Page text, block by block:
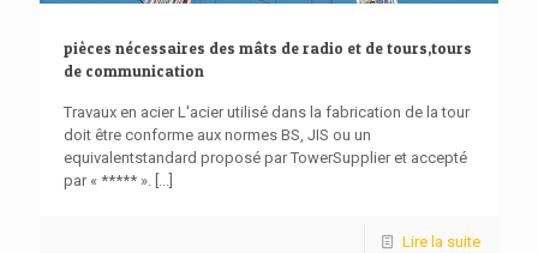
pièces nécessaires des mâts de radio et de tours,tours
de communication
Travaux en acier L'acier utilisé dans la fabrication de la tour
doit être conforme aux normes BS, JIS ou un
equivalentstandard proposé par TowerSupplier et accepté
par « ***** ». [...]
Lire la suite